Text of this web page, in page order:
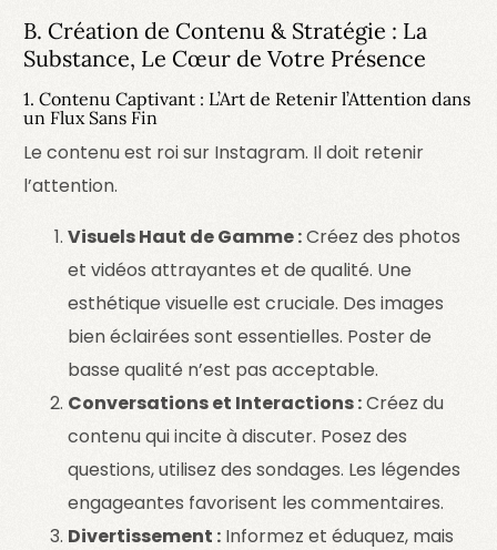
B. Création de Contenu & Stratégie : La
Substance, Le Cœur de Votre Présence
1. Contenu Captivant : L’Art de Retenir l’Attention dans
un Flux Sans Fin
Le contenu est roi sur Instagram. Il doit retenir
l’attention.
Visuels Haut de Gamme :Créez des photos
et vidéos attrayantes et de qualité. Une
esthétique visuelle est cruciale. Des images
bien éclairées sont essentielles. Poster de
basse qualité n’est pas acceptable.
Conversations et Interactions :Créez du
contenu qui incite à discuter. Posez des
questions, utilisez des sondages. Les légendes
engageantes favorisent les commentaires.
Divertissement : Informez et éduquez, mais